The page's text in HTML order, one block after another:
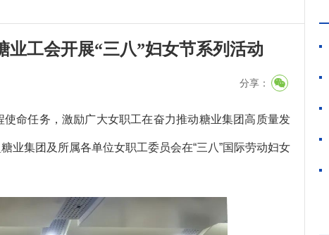
工会开展“三八”妇女节系列活动
分享：
任务，激励广大女职工在奋力推动糖业集团高质量发
业集团及所属各单位女职工委员会在“三八”国际劳动妇女